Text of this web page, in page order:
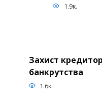
1.9к.
Захист
банкрутства
1.6к.